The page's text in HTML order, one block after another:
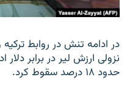
در ادامه تنش در روابط
نزولی ارزش لیر در برابر
حدود ۱۸ درصد سقوط کرد.